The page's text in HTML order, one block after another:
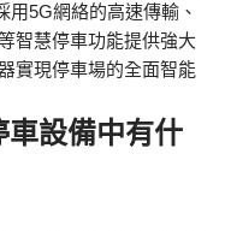
5G網絡的高速傳輸、
智慧停車功能提供強大
實現停車場的全面智能
車設備中有什